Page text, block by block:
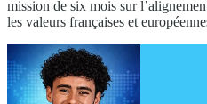
mission de six mois sur
les valeurs françaises et